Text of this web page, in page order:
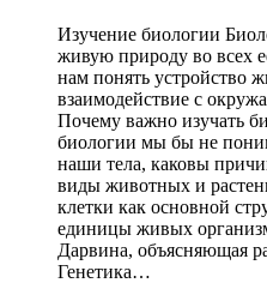
Изучение биологии
живую природу во всех
нам понять устройство
взаимодействие с
Почему важно изучать
биологии мы бы не
наши тела, каковы
виды животных и
клетки как основной
единицы живых
Дарвина, объясняющая
Генетика…